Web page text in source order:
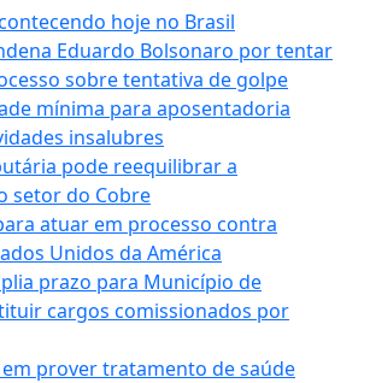
hoje no Brasil
Eduardo Bolsonaro por tentar
sobre tentativa de golpe
mínima para aposentadoria
insalubres
pode reequilibrar a
setor do Cobre
atuar em processo contra
Unidos da América
prazo para Município de
cargos comissionados por
prover tratamento de saúde